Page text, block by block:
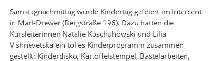
Samstagnachmittag wurde Kindertag gefeiert im Intercent
in Marl-Drewer (Bergstraße 196). Dazu hatten die
Kursleiterinnen Natalie Koschuhowski und Lilia
Vishnevetska ein tolles Kinderprogramm zusammen
gestellt: Kinderdisko, Kartoffelstempel, Bastelarbeiten,